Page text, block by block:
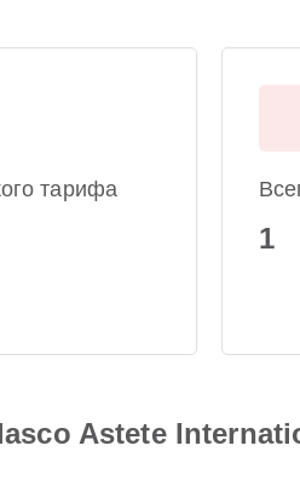
тарифа
1
Astete